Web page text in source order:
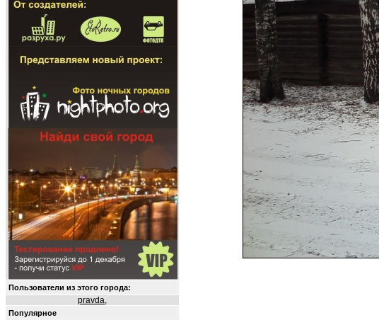
Пользователи из этого города:
pravda,
Популярное